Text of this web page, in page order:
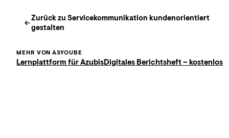
Zurück zuServicekommunikation kundenorientiert
gestalten
MEHR VON ASYOUBE
Lernplattform für AzubisDigitales Berichtsheft – kostenlos